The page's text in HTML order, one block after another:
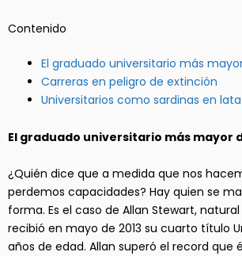
Contenido
El graduado universitario más
Carreras en peligro de extinción
Universitarios como sardinas en lata
El graduado universitario más mayor
¿Quién dice que a medida que nos
perdemos capacidades? Hay quien se
forma. Es el caso de Allan Stewart,
recibió en mayo de 2013 su cuarto título
años de edad. Allan superó el record que